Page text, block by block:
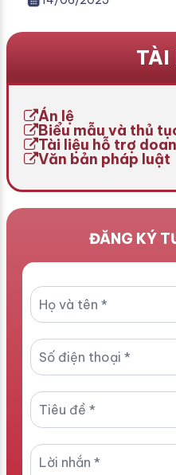
đảm bảo môi trường làm
việc chuyên nghiệp, an
không chỉ là công cụ quản
[…]
TÀI
Án lệ
Biểu mẫu và thủ
Tài liệu hỗ trợ
Văn bản pháp luật
ĐĂNG KÝ